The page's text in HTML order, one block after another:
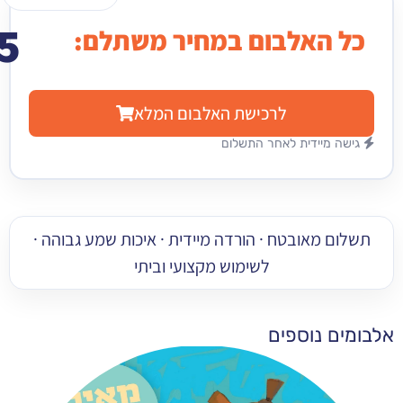
האלבום במחיר משתלם: ₪ 15
לרכישת האלבום המלא
מיידית לאחר התשלום
מאובטח · הורדה מיידית · איכות שמע גבוהה ·
לשימוש מקצועי וביתי
נוספים